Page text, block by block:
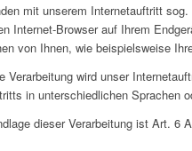
mit unserem Internetauftritt
Internet-Browser auf Ihrem
von Ihnen, wie beispielsweise
Verarbeitung wird unser
in unterschiedlichen Sprachen
dieser Verarbeitung ist Art. 6